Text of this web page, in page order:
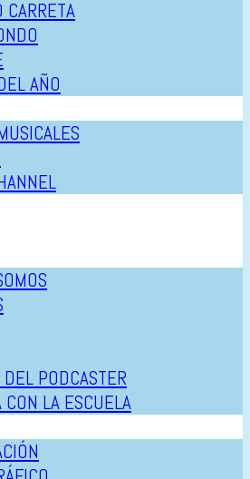
CARRETA
AÑO
PODCASTER
CON LA ESCUELA